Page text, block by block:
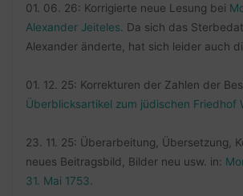
01. 06. 26: Korrigierte neue Lesung bei
Alexander Jeiteles . Da sich das
Alexander änderte, hat sich leider auch
01. 12. 25: Korrekturen der Zahlen der
Überblicksartikel zum jüdischen Friedhof
23. 11. 25: Überarbeitung, Übersetzung,
neues Beitragsbild, Bilder neu usw. in:
31. Mai 1753